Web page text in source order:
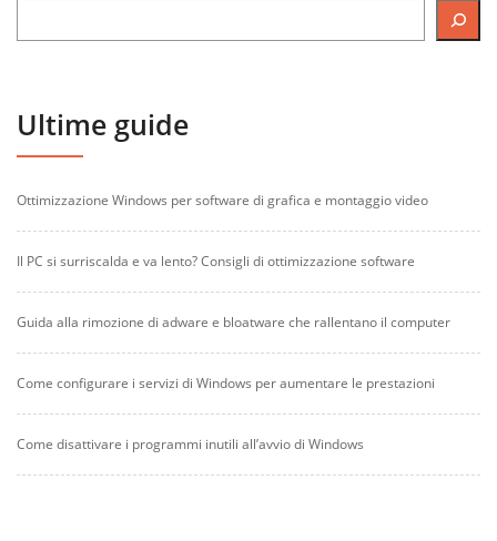
Ultime guide
Ottimizzazione Windows per software di grafica e montaggio video
Il PC si surriscalda e va lento? Consigli di ottimizzazione software
Guida alla rimozione di adware e bloatware che rallentano il computer
Come configurare i servizi di Windows per aumentare le prestazioni
Come disattivare i programmi inutili all’avvio di Windows